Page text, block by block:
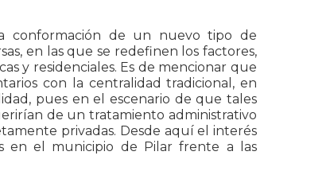
conformación de un nuevo tipo de
en las que se redefinen los factores,
y residenciales. Es de mencionar que
con la centralidad tradicional, en
pues en el escenario de que tales
de un tratamiento administrativo
privadas. Desde aquí el interés
en el municipio de Pilar frente a las